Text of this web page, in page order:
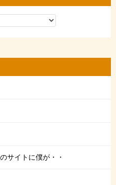
サイトに僕が・・